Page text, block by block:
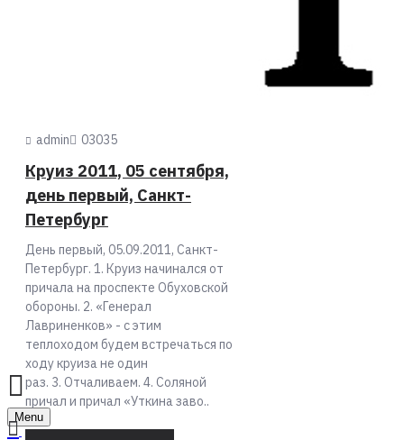
Menu
admin 03035
Круиз 2011, 05 сентября,
день первый, Санкт-
Петербург
День первый, 05.09.2011, Санкт-
Петербург. 1. Круиз начинался от
причала на проспекте Обуховской
обороны. 2. «Генерал
Лавриненков» - с этим
теплоходом будем встречаться по
ходу круиза не один
раз. 3. Отчаливаем. 4. Соляной
причал и причал «Уткина заво..